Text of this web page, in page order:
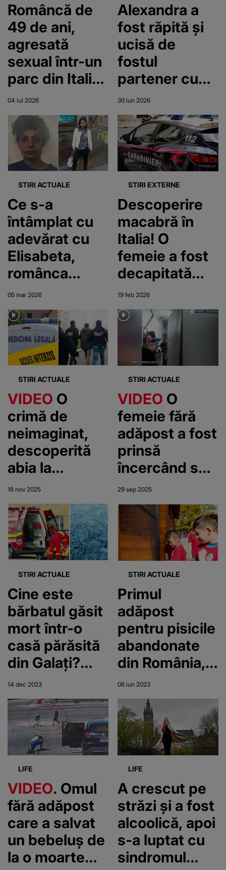
Româncă de
49 de ani,
agresată
sexual într-un
parc din Italia.
Individul a
fost arestat
04 iul 2026
Alexandra a
fost răpită și
ucisă de
fostul
partener cu
puțin timp
înainte să
nască. Femeia
de 39 de ani
era
însărcinată în
luna a opta
30 iun 2026
STIRI ACTUALE
Ce s-a
întâmplat cu
adevărat cu
Elisabeta,
românca
moartă printre
gunoaie. Mai
mulți localnici
i-au găsit
trupul într-o
clădire
părăsită din
Italia
05 mar 2026
STIRI EXTERNE
Descoperire
macabră în
Italia! O
femeie a fost
decapitată
într-o casă
abandonată.
Capul îi era
așezat lângă
trupul fără
viață
19 feb 2026
STIRI ACTUALE
VIDEO O
crimă de
neimaginat,
descoperită
abia la
autopsie!
Femeia găsită
moartă pe o
stradă din
Năvodari
ascundea
detalii
înfiorătoare
18 nov 2025
STIRI ACTUALE
VIDEO O
femeie fără
adăpost a fost
prinsă
încercând să
intre într-o
boxă din
subsolul unui
bloc
29 sep 2025
STIRI ACTUALE
Cine este
bărbatul găsit
mort într-o
casă părăsită
din Galați?
Cadavrul lui a
fost
descoperit
abia după
două zile
14 dec 2023
STIRI ACTUALE
Primul
adăpost
pentru pisicile
abandonate
din România,
deschis la
Târgu
Secuiesc
06 iun 2023
LIFE
VIDEO. Omul
fără adăpost
care a salvat
un bebeluș de
la o moarte
LIFE
A crescut pe
străzi și a fost
alcoolică, apoi
s-a luptat cu
sindromul